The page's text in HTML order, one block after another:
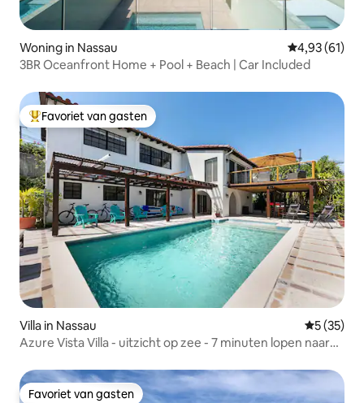
Woning in Nassau Gemiddelde
4,93 (61)
3BR Oceanfront Home + Pool + Beach | Car Included
Topfavoriet van gasten
Favoriet van gasten
Villa in Nassau
5 (35)
Azure Vista Villa - uitzicht op zee - 7 minuten lopen naar
Favoriet van gasten